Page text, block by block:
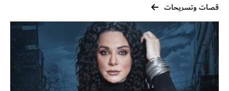
قصات وتسريحات